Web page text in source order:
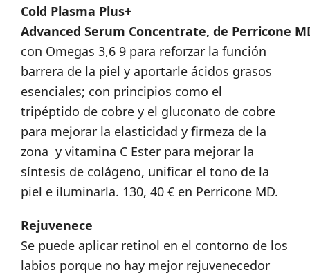
Cold Plasma Plus+
Advanced Serum Concentrate, de Perricone
con Omegas 3,6 9 para reforzar la función
barrera de la piel y aportarle ácidos grasos
esenciales; con principios como el
tripéptido de cobre y el gluconato de cobre
para mejorar la elasticidad y firmeza de la
zona y vitamina C Ester para mejorar la
síntesis de colágeno, unificar el tono de la
piel e iluminarla. 130, 40 € en Perricone MD.
Rejuvenece
Se puede aplicar retinol en el contorno de los
labios porque no hay mejor rejuvenecedor